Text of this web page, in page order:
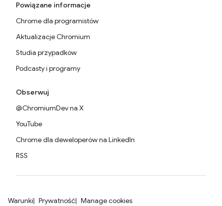
Powiązane informacje
Chrome dla programistów
Aktualizacje Chromium
Studia przypadków
Podcasty i programy
Obserwuj
@ChromiumDev na X
YouTube
Chrome dla deweloperów na LinkedIn
RSS
Warunki Prywatność Manage cookies